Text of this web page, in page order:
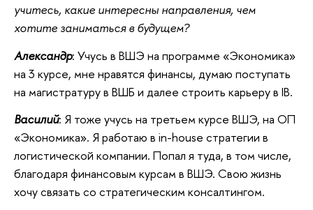
учитесь, какие интересны направления, чем
хотите заниматься в будущем?
Александр: Учусь в ВШЭ на программе «Экономика»
на 3 курсе, мне нравятся финансы, думаю поступать
на магистратуру в ВШБ и далее строить карьеру в IB.
Василий: Я тоже учусь на третьем курсе ВШЭ, на ОП
«Экономика». Я работаю в in-house стратегии в
логистической компании. Попал я туда, в том числе,
благодаря финансовым курсам в ВШЭ. Свою жизнь
хочу связать со стратегическим консалтингом.